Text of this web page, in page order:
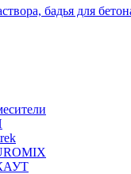
бадья для